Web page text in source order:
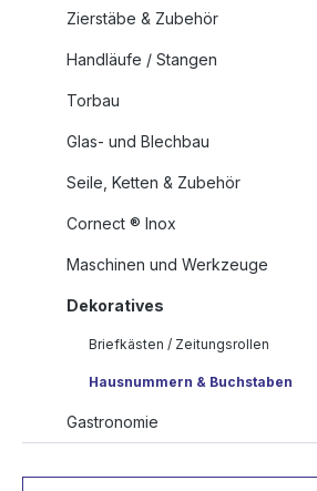
Zierstäbe & Zubehör
Handläufe / Stangen
Torbau
Glas- und Blechbau
Seile, Ketten & Zubehör
Cornect ® Inox
Maschinen und Werkzeuge
Dekoratives
Briefkästen / Zeitungsrollen
Hausnummern & Buchstaben
Gastronomie